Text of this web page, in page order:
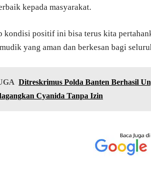
kepada masyarakat.
kondisi positif ini bisa terus kita
yang aman dan berkesan bagi
Ditreskrimus Polda Banten Berhasil
Cyanida Tanpa Izin